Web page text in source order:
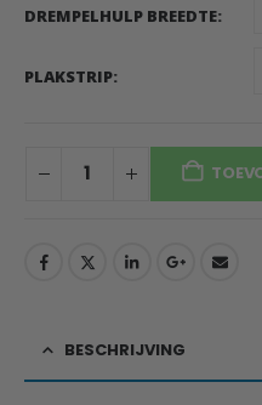
DREMPELHULP BREEDTE
PLAKSTRIP
BESCHRIJVING